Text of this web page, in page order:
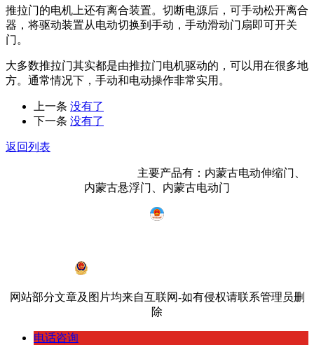
推拉门的电机上还有离合装置。切断电源后，可手动松开离合
器，将驱动装置从电动切换到手动，手动滑动门扇即可开关
门。
大多数推拉门其实都是由推拉门电机驱动的，可以用在很多地
方。通常情况下，手动和电动操作非常实用。
上一条 没有了
下一条 没有了
返回列表
主要产品有：内蒙古电动伸缩门、
内蒙古悬浮门、内蒙古电动门
网站部分文章及图片均来自互联网-如有侵权请联系管理员删
除
电话咨询